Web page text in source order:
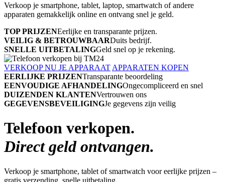
Verkoop je smartphone, tablet, laptop, smartwatch of andere
apparaten gemakkelijk online en ontvang snel je geld.
TOP PRIJZENEerlijke en transparante prijzen.
VEILIG & BETROUWBAARDuits bedrijf.
SNELLE UITBETALINGGeld snel op je rekening.
VERKOOP NU JE APPARAAT APPARATEN KOPEN
EERLIJKE PRIJZENTransparante beoordeling
EENVOUDIGE AFHANDELINGOngecompliceerd en snel
DUIZENDEN KLANTENVertrouwen ons
GEGEVENSBEVEILIGINGJe gegevens zijn veilig
Telefoon verkopen.
Direct geld ontvangen.
Verkoop je smartphone, tablet of smartwatch voor eerlijke prijzen –
gratis verzending, snelle uitbetaling.